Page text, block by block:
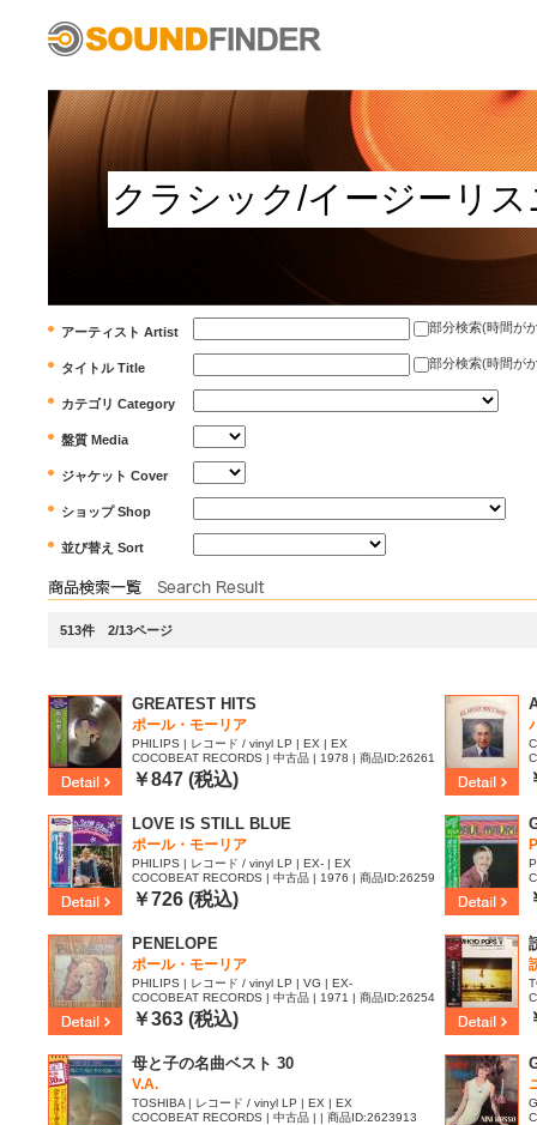
アーティスト Artist 部分検索(時間が
タイトル Title 部分検索(時間が
カテゴリ Category
盤質 Media
ジャケット Cover
ショップ Shop
並び替え Sort
513件 2/13ページ
GREATEST HITS
ポール・モーリア
PHILIPS | レコード / vinyl LP | EX | EX
COCOBEAT RECORDS | 中古品 | 1978 | 商品ID:26261
36
￥847 (税込)
LOVE IS STILL BLUE
ポール・モーリア
PHILIPS | レコード / vinyl LP | EX- | EX
COCOBEAT RECORDS | 中古品 | 1976 | 商品ID:26259
74
￥726 (税込)
PENELOPE
ポール・モーリア
PHILIPS | レコード / vinyl LP | VG | EX-
COCOBEAT RECORDS | 中古品 | 1971 | 商品ID:26254
50
￥363 (税込)
母と子の名曲ベスト 30
V.A.
TOSHIBA | レコード / vinyl LP | EX | EX
COCOBEAT RECORDS | 中古品 | | 商品ID:2623913